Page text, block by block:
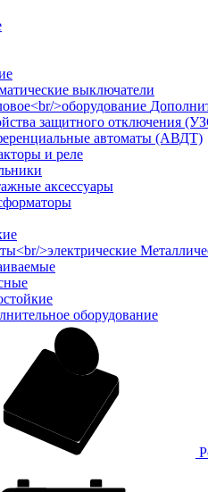
выключатели
защитного отключения
автоматы (АВДТ)
и реле
аксессуары
оборудование